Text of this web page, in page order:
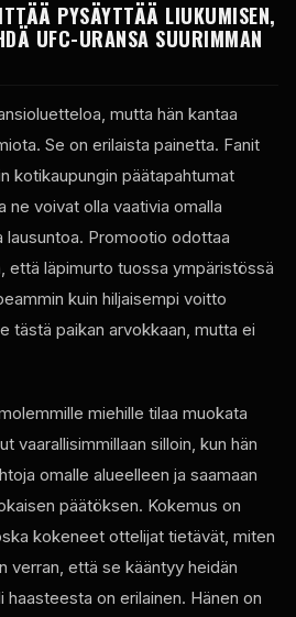
PYSÄYTTÄÄ LIUKUMISEN,
UFC-URANSA SUURIMMAN
mutta hän kantaa
Se on erilaista painetta. Fanit
kotikaupungin päätapahtumat
ne voivat olla vaativia omalla
lausuntoa. Promootio odottaa
että läpimurto tuossa ympäristössä
kuin hiljaisempi voitto
tästä paikan arvokkaan, mutta ei
miehille tilaa muokata
vaarallisimmillaan silloin, kun hän
omalle alueelleen ja saamaan
päätöksen. Kokemus on
kokeneet ottelijat tietävät, miten
verran, että se kääntyy heidän
on erilainen. Hänen on